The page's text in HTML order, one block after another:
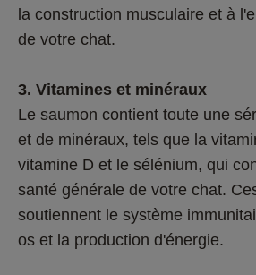
la construction musculaire et à
de votre chat.
3. Vitamines et minéraux
Le saumon contient toute une
et de minéraux, tels que la
vitamine D et le sélénium, qui
santé générale de votre chat.
soutiennent le système
os et la production d'énergie.